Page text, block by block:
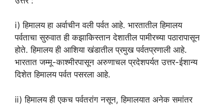
i) हिमालय हा अर्वाचीन वली पर्वत आहे. भारतातील हिमालय
पर्वताचा सुरुवात ही कझाकिस्तान देशातील पामीरच्या पठारापासून
होते. हिमालय ही आशिया खंडातील प्रमुख पर्वतप्रणाली आहे.
भारतात जम्मू-काश्मीरपासून अरुणाचल प्रदेशपर्यत उत्तर-ईशान्य
दिशेत हिमालय पर्वत पसरला आहे.
ii) हिमालय ही एकच पर्वतरांग नसून, हिमालयात अनेक समांतर